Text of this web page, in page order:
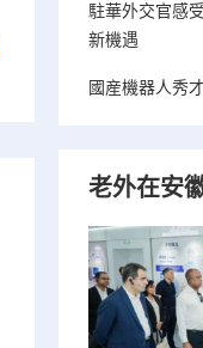
駐華外交官感
新機遇
國産機器人秀
老外在安